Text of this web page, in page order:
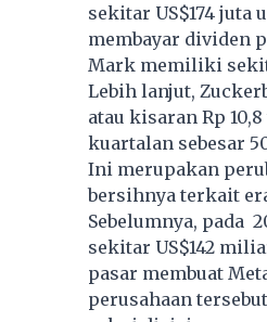
sekitar US$174
membayar dividen
Mark memiliki
Lebih lanjut,
atau kisaran Rp
kuartalan sebesar
Ini merupakan
bersihnya terkait
Sebelumnya, pada
sekitar US$142
pasar membuat
perusahaan